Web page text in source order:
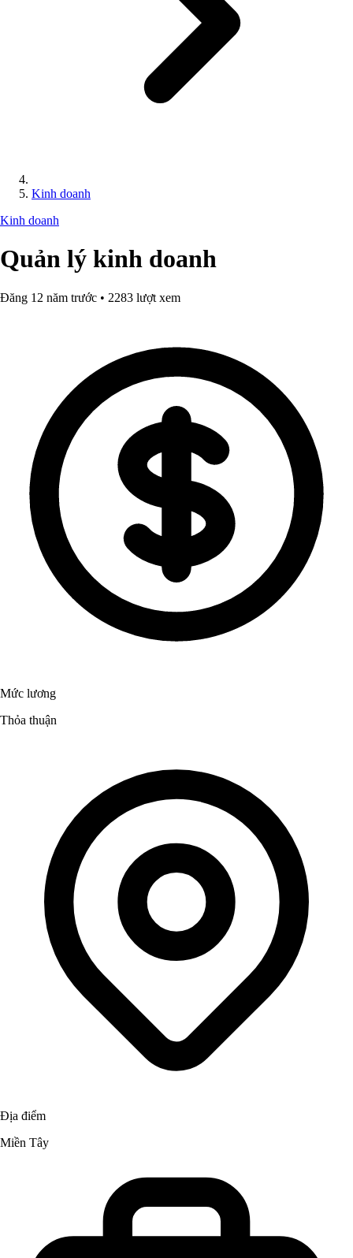
Kinh doanh
Kinh doanh
Quản lý kinh doanh
Đăng 12 năm trước • 2283 lượt xem
Mức lương
Thỏa thuận
Địa điểm
Miền Tây